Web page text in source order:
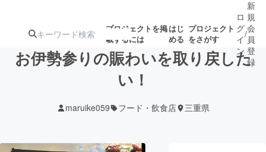
プロジェクトを掲
載するには
はじ
める
プロジェクト
をさがす
ターン
ジェクト
募集終了が近いプ
ロジェクト
ロ
グ
イ
ン
/
新
規
会
員
登
録
お伊勢参りの賑わいを取り戻した
い！
maruike059 フード・飲食店 三重県